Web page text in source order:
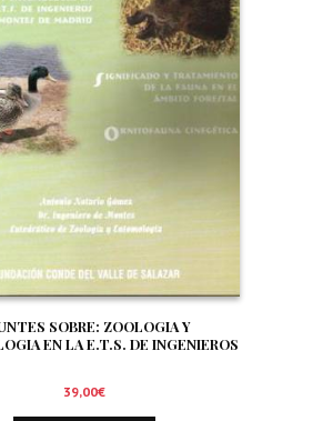
SOBRE: ZOOLOGIA Y
EN LA E.T.S. DE INGENIEROS
ORNITOFAUNA CINEGETICA
39,00€